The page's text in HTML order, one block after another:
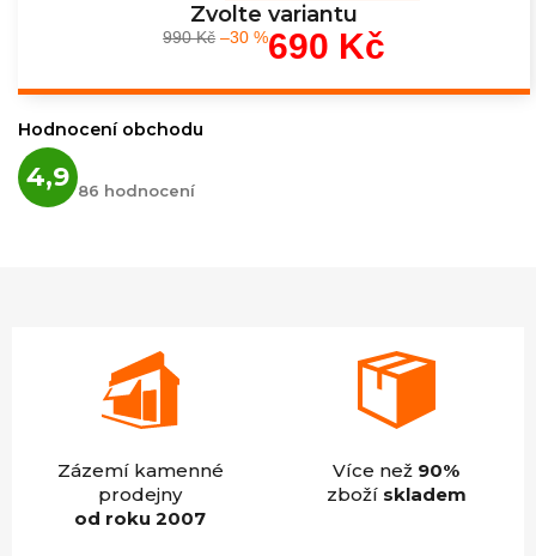
Zvolte variantu
990 Kč –30 %690 KčMěrná
Hodnocení obchodu
4,9 hodnocení
obchodu
86 hodnocení
Zázemí kamenné
prodejny
od roku 2007
Více než 90%
zboží skladem